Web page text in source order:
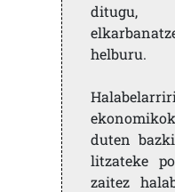
helburu.
duten
litzateke
zaitez